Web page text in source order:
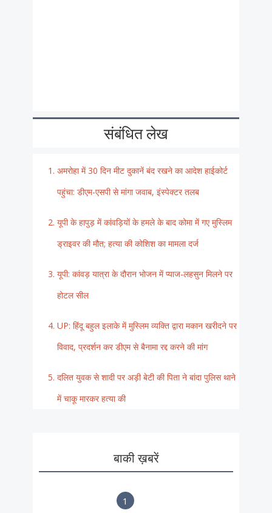
संबंधित लेख
अमरोहा में 30 दिन मीट दुकानें बंद रखने का आदेश हाईकोर्ट
पहुंचा: डीएम-एसपी से मांगा जवाब, इंस्पेक्टर तलब
यूपी के हापुड़ में कांवड़ियों के हमले के बाद कोमा में गए मुस्लिम
ड्राइवर की मौत; हत्या की कोशिश का मामला दर्ज
यूपी: कांवड़ यात्रा के दौरान भोजन में प्याज-लहसुन मिलने पर
होटल सील
UP: हिंदू बहुल इलाके में मुस्लिम व्यक्ति द्वारा मकान खरीदने पर
विवाद, प्रदर्शन कर डीएम से बैनामा रद्द करने की मांग
दलित युवक से शादी पर अड़ी बेटी की पिता ने बांदा पुलिस थाने
में चाकू मारकर हत्या की
बाकी ख़बरें
1